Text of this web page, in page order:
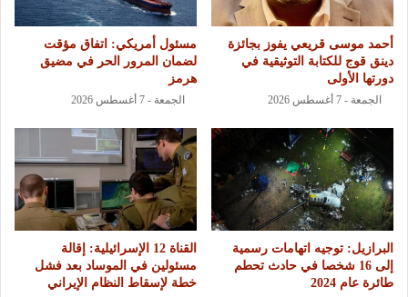
أحمد موسى قريعي يفوز بجائزة
دينق قوج للكتابة التوثيقية في
دورتها الأولى
الجمعة - 7 أغسطس 2026
مسئول أمريكي: اتفاق مؤقت
لضمان المرور الحر في مضيق
هرمز
الجمعة - 7 أغسطس 2026
البرازيل: توجيه اتهامات رسمية
إلى 16 شخصا في حادث تحطم
طائرة عام 2024
القناة 12 الإسرائيلية: إقالة
مسئولين في الموساد بعد فشل
خطة لإسقاط النظام الإيراني